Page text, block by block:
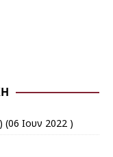
(06 Ιουν 2022 )